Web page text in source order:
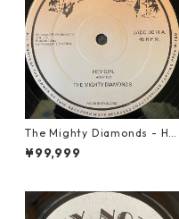
The Mighty Diamonds - Hey
Girl【12-50053】
¥99,999